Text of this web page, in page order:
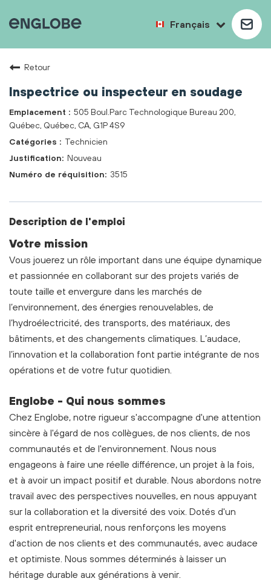
Français
Retour
Inspectrice ou inspecteur en soudage
505 Boul.Parc Technologique Bureau 200,
Québec, Québec, CA, G1P 4S9
Technicien
Nouveau
3515
Description de l'emploi
Votre mission
Vous jouerez un rôle important dans une équipe dynamique
et passionnée en collaborant sur des projets variés de
toute taille et envergure dans les marchés de
l’environnement, des énergies renouvelables, de
l’hydroélectricité, des transports, des matériaux, des
bâtiments, et des changements climatiques. L’audace,
l’innovation et la collaboration font partie intégrante de nos
opérations et de votre futur quotidien.
Englobe - Qui nous sommes
Chez Englobe, notre rigueur s'accompagne d'une attention
sincère à l'égard de nos collègues, de nos clients, de nos
communautés et de l'environnement. Nous nous
engageons à faire une réelle différence, un projet à la fois,
et à avoir un impact positif et durable. Nous abordons notre
travail avec des perspectives nouvelles, en nous appuyant
sur la collaboration et la diversité des voix. Dotés d'un
esprit entrepreneurial, nous renforçons les moyens
d'action de nos clients et des communautés, avec audace
et optimiste. Nous sommes déterminés à laisser un
héritage durable aux générations à venir.